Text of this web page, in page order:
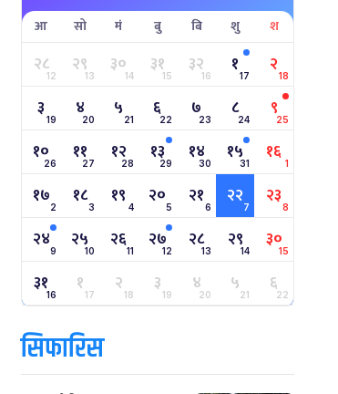
आ सो मं बु बि शु श
२८12 २९13 ३०14 ३१15 ३२16 १17 २18
३ 19 ४20 ५ 21 ६22 ७23 ८24 ९25
१०26 ११27 १२28 १३29 १४30 १५31 १६ 1
१७2 १८3 १९ 4 २०5 २१6 २२7 २३8
२४9 २५10 २६11 २७12 २८13 २९14 ३०15
३१16 १17 २18 ३19 ४20 ५21 ६22
सिफारिस